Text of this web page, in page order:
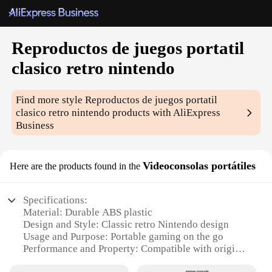
Reproductos de juegos portatil
clasico retro nintendo
Find more styleReproductos de juegos portatil
clasico retro nintendo products with AliExpress
Business
Here are the products found in the Videoconsolas portátiles
Specifications:
Material: Durable ABS plastic
Design and Style: Classic retro Nintendo design
Usage and Purpose: Portable gaming on the go
Performance and Property: Compatible with original